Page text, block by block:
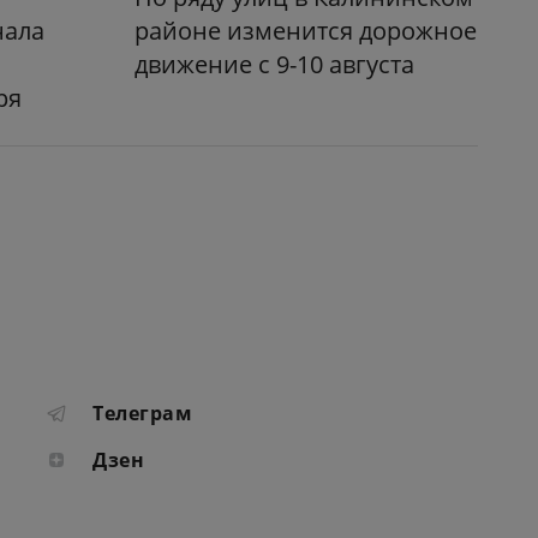
районе изменится дорожное
движение с 9-10 августа
Телеграм
Дзен